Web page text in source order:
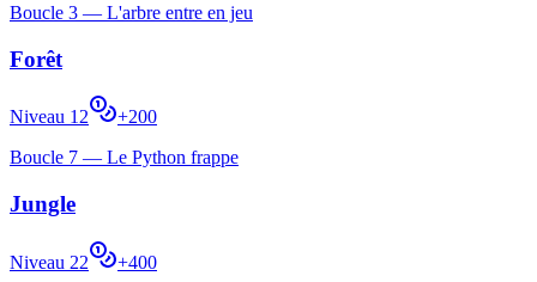
Boucle 3 — L'arbre entre en jeu
Forêt
Niveau 12 +200
Boucle 7 — Le Python frappe
Jungle
Niveau 22 +400